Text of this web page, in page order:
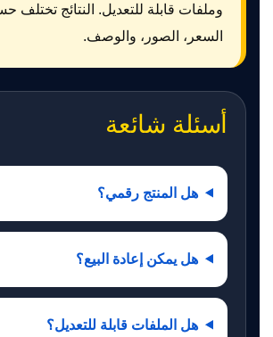
وملفات قابلة للتعديل. النتائج تختلف
السعر، الصور، والوصف.
أسئلة شائعة
هل المنتج رقمي؟
هل يمكن إعادة البيع؟
هل الملفات قابلة للتعديل؟